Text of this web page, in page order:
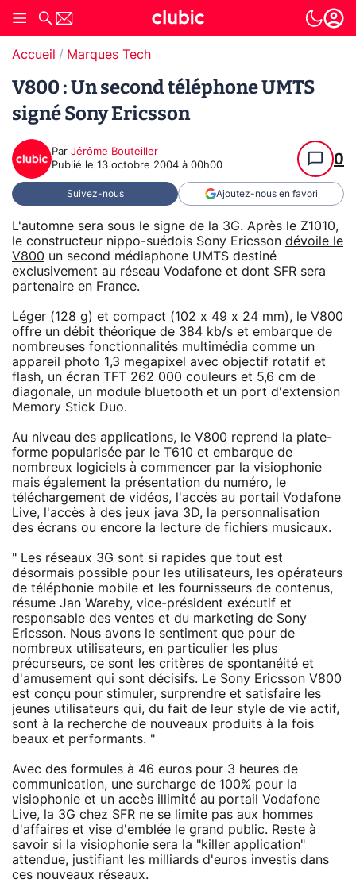
Accueil Marques Tech
V800 : Un second téléphone UMTS
signé Sony Ericsson
Par Jérôme Bouteiller
Publié le 13 octobre 2004 à 00h00 0
Suivez-nous Ajoutez-nous en favori
L'automne sera sous le signe de la 3G. Après le Z1010,
le constructeur nippo-suédois Sony Ericsson dévoile le
V800 un second médiaphone UMTS destiné
exclusivement au réseau Vodafone et dont SFR sera
partenaire en France.
Léger (128 g) et compact (102 x 49 x 24 mm), le V800
offre un débit théorique de 384 kb/s et embarque de
nombreuses fonctionnalités multimédia comme un
appareil photo 1,3 megapixel avec objectif rotatif et
flash, un écran TFT 262 000 couleurs et 5,6 cm de
diagonale, un module bluetooth et un port d'extension
Memory Stick Duo.
Au niveau des applications, le V800 reprend la plate-
forme popularisée par le T610 et embarque de
nombreux logiciels à commencer par la visiophonie
mais également la présentation du numéro, le
téléchargement de vidéos, l'accès au portail Vodafone
Live, l'accès à des jeux java 3D, la personnalisation
des écrans ou encore la lecture de fichiers musicaux.
" Les réseaux 3G sont si rapides que tout est
désormais possible pour les utilisateurs, les opérateurs
de téléphonie mobile et les fournisseurs de contenus,
résume Jan Wareby, vice-président exécutif et
responsable des ventes et du marketing de Sony
Ericsson. Nous avons le sentiment que pour de
nombreux utilisateurs, en particulier les plus
précurseurs, ce sont les critères de spontanéité et
d'amusement qui sont décisifs. Le Sony Ericsson V800
est conçu pour stimuler, surprendre et satisfaire les
jeunes utilisateurs qui, du fait de leur style de vie actif,
sont à la recherche de nouveaux produits à la fois
beaux et performants. "
Avec des formules à 46 euros pour 3 heures de
communication, une surcharge de 100% pour la
visiophonie et un accès illimité au portail Vodafone
Live, la 3G chez SFR ne se limite pas aux hommes
d'affaires et vise d'emblée le grand public. Reste à
savoir si la visiophonie sera la "killer application"
attendue, justifiant les milliards d'euros investis dans
ces nouveaux réseaux.